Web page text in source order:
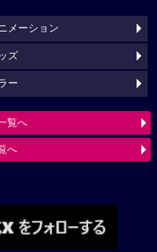
メーション
ズ
ー
覧へ
へ